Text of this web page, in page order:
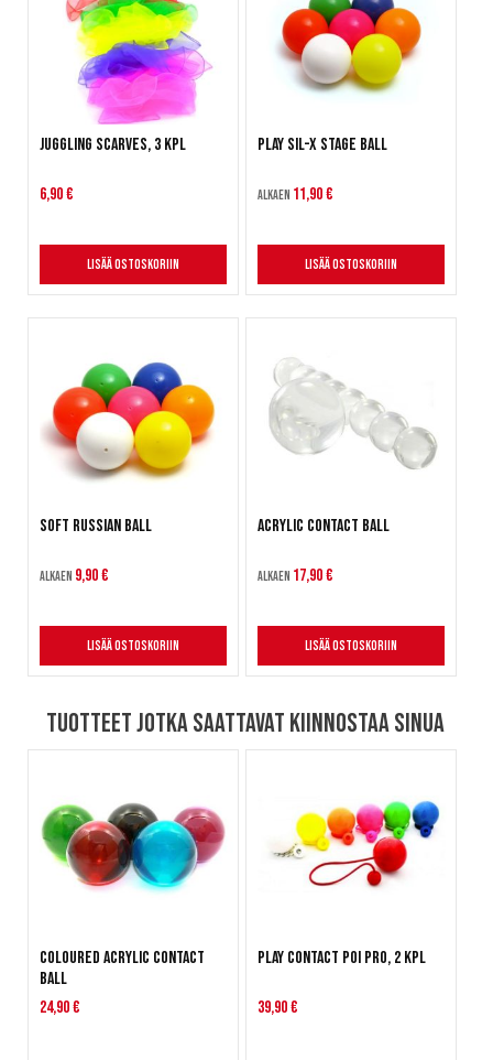
Juggling Scarves, 3 kpl
6,90 €
Lisää ostoskoriin
Play SIL-X Stage Ball
Alkaen 11,90 €
Lisää ostoskoriin
Soft Russian Ball
Alkaen 9,90 €
Lisää ostoskoriin
Acrylic Contact Ball
Alkaen 17,90 €
Lisää ostoskoriin
Tuotteet jotka saattavat kiinnostaa sinua
Coloured Acrylic Contact
Ball
24,90 €
Play Contact Poi Pro, 2 kpl
39,90 €